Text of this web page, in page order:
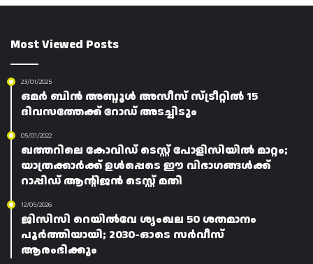
Most Viewed Posts
23/01/2025
ഒമർ ബിൻ അബ്ദുൾ അസീസ് സ്ട്രീറ്റിൽ 15
ദിവസത്തേക്ക് റോഡ് അടച്ചിടും
05/01/2022
ഖത്തറിലെ കോവിഡ് ടെസ്റ്റ് പോളിസിയിൽ മാറ്റം;
യാത്രക്കാർക്ക് ഉൾപ്പെടെ ഈ വിഭാഗങ്ങൾക്ക്
റാപ്പിഡ് ആന്റിജൻ ടെസ്റ്റ് മതി
12/05/2026
ജിസിസി റെയിൽവേ ശൃംഖല 50 ശതമാനം
പൂർത്തിയായി; 2030-ഓടെ സർവീസ്
ആരംഭിക്കും